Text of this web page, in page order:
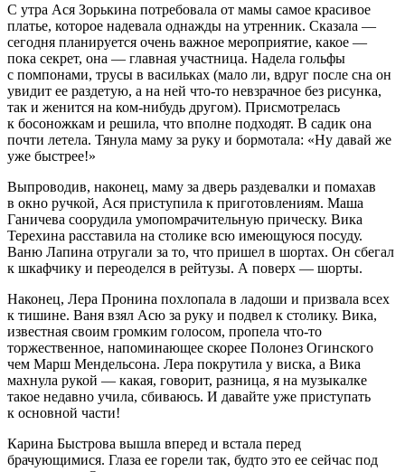
С утра Ася Зорькина потребовала от мамы самое красивое
платье, которое надевала однажды на утренник. Сказала —
сегодня планируется очень важное мероприятие, какое —
пока секрет, она — главная участница. Надела гольфы
с помпонами, трусы в васильках (мало ли, вдруг после сна он
увидит ее раздетую, а на ней что-то невзрачное без рисунка,
так и женится на ком-нибудь другом). Присмотрелась
к босоножкам и решила, что вполне подходят. В садик она
почти летела. Тянула маму за руку и бормотала: «Ну давай же
уже быстрее!»
Выпроводив, наконец, маму за дверь раздевалки и помахав
в окно ручкой, Ася приступила к приготовлениям. Маша
Ганичева соорудила умопомрачительную прическу. Вика
Терехина расставила на столике всю имеющуюся посуду.
Ваню Лапина отругали за то, что пришел в шортах. Он сбегал
к шкафчику и переоделся в рейтузы. А поверх — шорты.
Наконец, Лера Пронина похлопала в ладоши и призвала всех
к тишине. Ваня взял Асю за руку и подвел к столику. Вика,
известная своим громким голосом, пропела что-то
торжественное, напоминающее скорее Полонез Огинского
чем Марш Мендельсона. Лера покрутила у виска, а Вика
махнула рукой — какая, говорит, разница, я на музыкалке
такое недавно учила, сбиваюсь. И давайте уже приступать
к основной части!
Карина Быстрова вышла вперед и встала перед
брачующимися. Глаза ее горели так, будто это ее сейчас под